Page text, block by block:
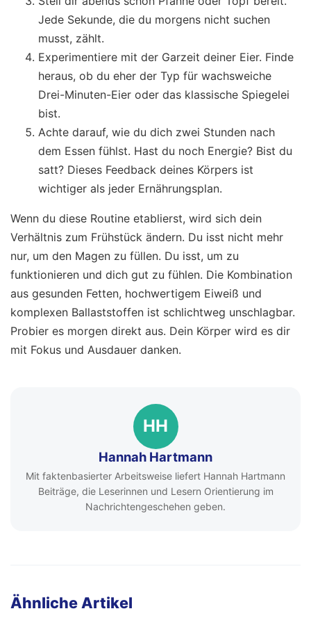
Jede Sekunde, die du morgens nicht suchen
musst, zählt.
Experimentiere mit der Garzeit deiner Eier. Finde
heraus, ob du eher der Typ für wachsweiche
Drei-Minuten-Eier oder das klassische Spiegelei
bist.
Achte darauf, wie du dich zwei Stunden nach
dem Essen fühlst. Hast du noch Energie? Bist du
satt? Dieses Feedback deines Körpers ist
wichtiger als jeder Ernährungsplan.
Wenn du diese Routine etablierst, wird sich dein
Verhältnis zum Frühstück ändern. Du isst nicht mehr
nur, um den Magen zu füllen. Du isst, um zu
funktionieren und dich gut zu fühlen. Die Kombination
aus gesunden Fetten, hochwertigem Eiweiß und
komplexen Ballaststoffen ist schlichtweg unschlagbar.
Probier es morgen direkt aus. Dein Körper wird es dir
mit Fokus und Ausdauer danken.
HH
Hannah Hartmann
Mit faktenbasierter Arbeitsweise liefert Hannah Hartmann
Beiträge, die Leserinnen und Lesern Orientierung im
Nachrichtengeschehen geben.
Ähnliche Artikel